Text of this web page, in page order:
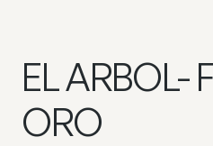
EL ARBOL-
ORO